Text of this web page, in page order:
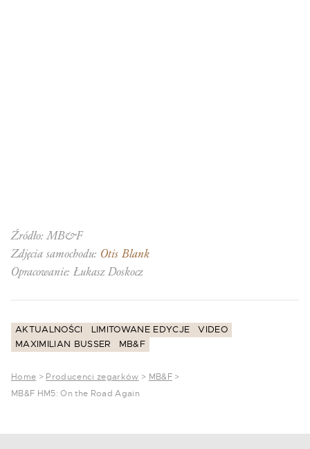
Źródło: MB&F
Zdjęcia samochodu: Otis Blank
Opracowanie: Łukasz Doskocz
AKTUALNOŚCI LIMITOWANE EDYCJE
VIDEO
MAXIMILIAN BUSSER
MB&F
Home > Producenci zegarków > MB&F>
MB&F HM5: On the Road Again